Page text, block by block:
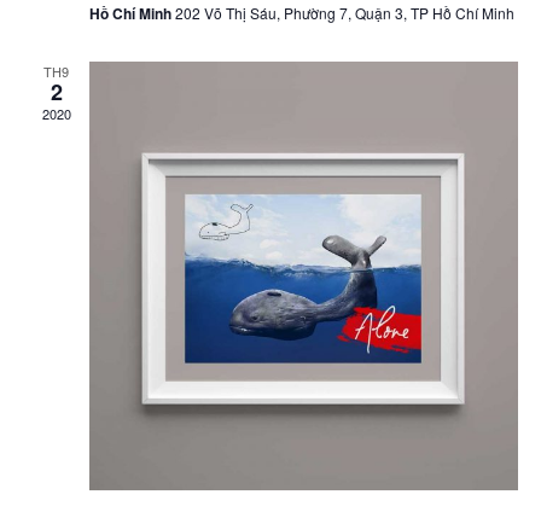
Hồ Chí Minh202 Võ Thị Sáu, Phường 7, Quận 3, TP Hồ Chí Minh
TH9
2
2020